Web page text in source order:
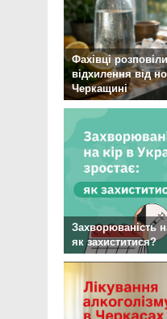
Фахівці
відхилення від
Черкащині
Захворюваність
як захиститися?